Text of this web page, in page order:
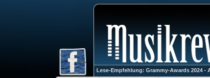
Lese-Empfehlung: Grammy-Awards 2024 -